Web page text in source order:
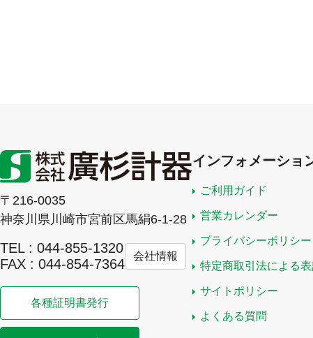
〒216-0035
神奈川県川崎市宮前区馬絹6-1-28
TEL : 044-855-1320
FAX : 044-854-7364
会社情報
各種証明書発行
インフォメーショ
ご利用ガイド
営業カレンダー
プライバシーポリシー
特定商取引法による
サイトポリシー
よくある質問